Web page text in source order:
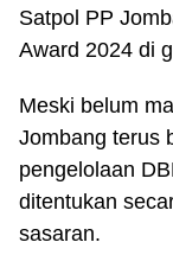
Satpol PP
Award 2024 di
Meski belum
Jombang terus
pengelolaan
ditentukan
sasaran.